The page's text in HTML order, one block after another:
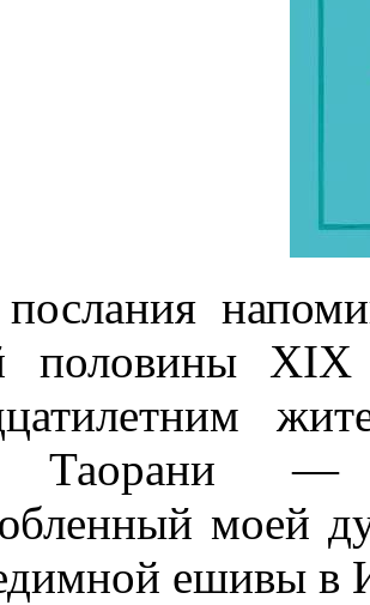
половины XIX
—
моей
ешивы в